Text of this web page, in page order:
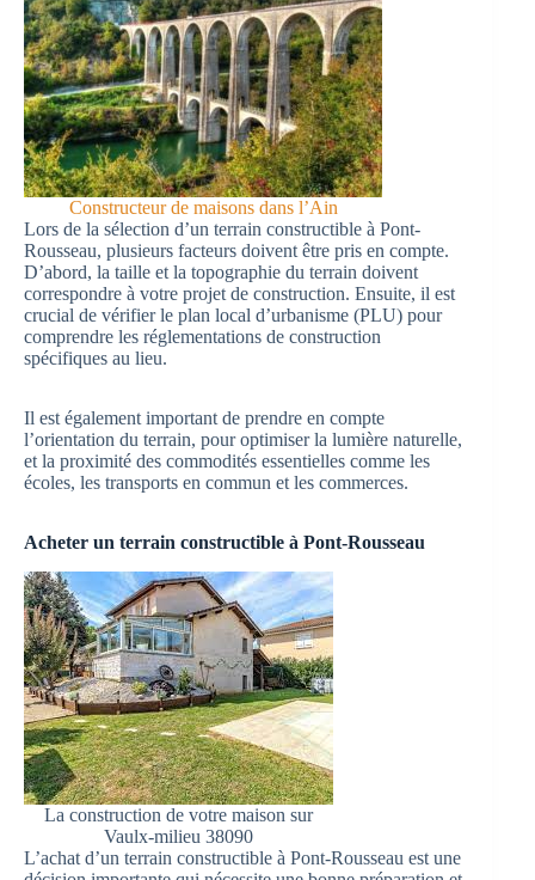
Constructeur de maisons dans l’Ain
Lors de la sélection d’un terrain constructible à Pont-
Rousseau, plusieurs facteurs doivent être pris en compte.
D’abord, la taille et la topographie du terrain doivent
correspondre à votre projet de construction. Ensuite, il est
crucial de vérifier le plan local d’urbanisme (PLU) pour
comprendre les réglementations de construction
spécifiques au lieu.
Il est également important de prendre en compte
l’orientation du terrain, pour optimiser la lumière naturelle,
et la proximité des commodités essentielles comme les
écoles, les transports en commun et les commerces.
Acheter un terrain constructible à Pont-Rousseau
La construction de votre maison sur
Vaulx-milieu 38090
L’achat d’un terrain constructible à Pont-Rousseau est une